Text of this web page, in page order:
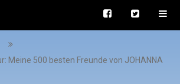
Meine 500 besten Freunde von JOHANNA